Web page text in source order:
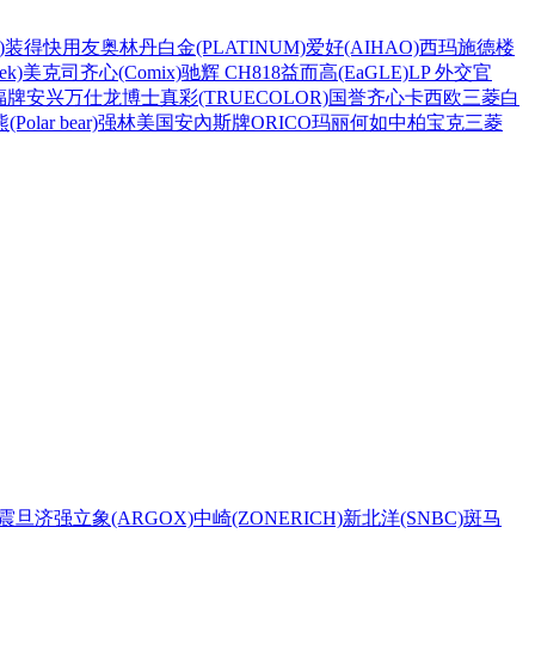
装得快用友奥林丹白金(PLATINUM)爱好(AIHAO)西玛施德楼
美克司 齐心(Comix)驰辉 CH818益而高(EaGLE)LP 外交官
牌安兴万仕龙博士真彩(TRUECOLOR)国誉齐心卡西欧三菱白
(Polar bear)强林美国安內斯牌ORICO玛丽何如中柏宝克三菱
旦济强立象(ARGOX)中崎(ZONERICH)新北洋(SNBC)斑马